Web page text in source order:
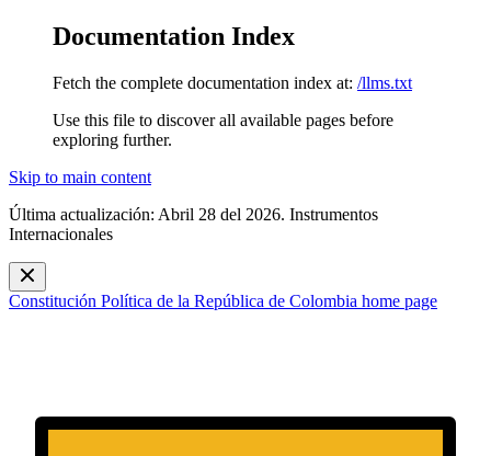
Documentation Index
Fetch the complete documentation index at: /llms.txt
Use this file to discover all available pages before
exploring further.
Skip to main content
Última actualización: Abril 28 del 2026. Instrumentos
Internacionales
Constitución Política de la República de Colombia home page